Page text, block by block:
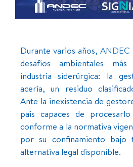
Durante varios años, ANDEC
desafíos ambientales
industria siderúrgica: la
acería, un residuo
Ante la inexistencia de
país capaces de
conforme a la normativa
por su confinamiento bajo
alternativa legal disponible.